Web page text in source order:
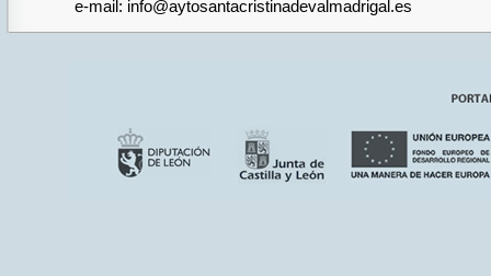
e-mail: info@aytosantacristinadevalmadrigal.es